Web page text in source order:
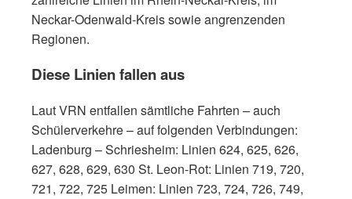
Neckar-Odenwald-Kreis sowie angrenzenden
Regionen.
Diese Linien fallen aus
Laut VRN entfallen sämtliche Fahrten – auch
Schülerverkehre – auf folgenden Verbindungen:
Ladenburg – Schriesheim: Linien 624, 625, 626,
627, 628, 629, 630 St. Leon-Rot: Linien 719, 720,
721, 722, 725 Leimen: Linien 723, 724, 726, 749,